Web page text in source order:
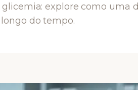
glicemia: explore como uma
do tempo.